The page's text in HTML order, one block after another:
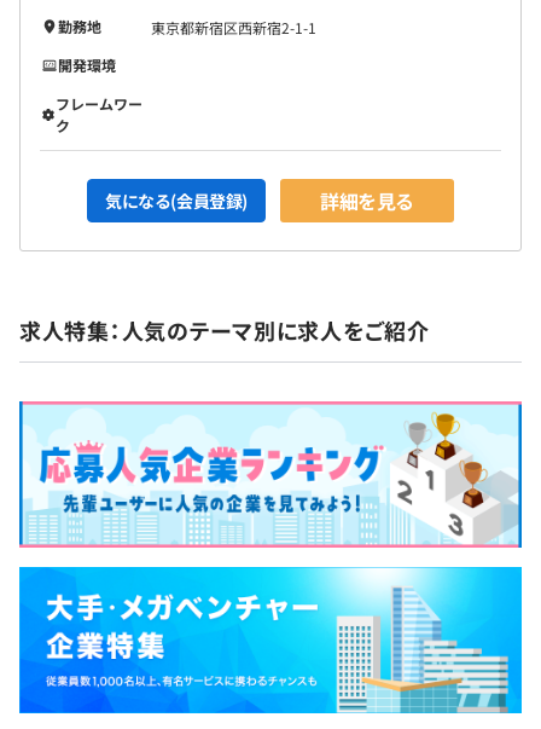
勤務地
東京都新宿区西新宿2-1-1
開発環境
フレームワー
ク
気になる(会員登録) 詳細を見る
求人特集：人気のテーマ別に求人をご紹介